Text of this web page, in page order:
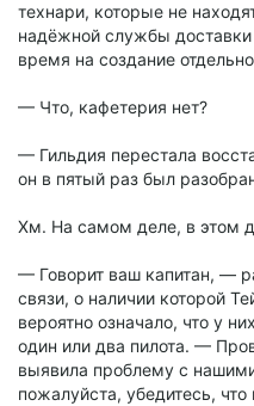
технари, которые не
надёжной службы доставки
время на создание
— Что, кафетерия нет?
— Гильдия перестала
он в пятый раз был
Хм. На самом деле, в этом
— Говорит ваш капитан, —
связи, о наличии которой
вероятно означало, что у
один или два пилота. —
выявила проблему с
пожалуйста, убедитесь,